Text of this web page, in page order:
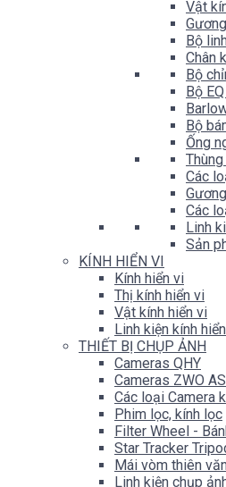
Vật
Bộ
Chân
Bộ
Bộ
Bộ
Ống
Các
Các
Linh
Sản
KÍNH HIỂN VI
Kính hiển vi
Thị kính hiển vi
Vật kính hiển vi
Linh kiện kính
THIẾT BỊ CHỤP ẢNH
Cameras QHY
Cameras ZWO
Các loại Camera
Phim lọc, kính lọc
Filter Wheel -
Star Tracker
Mái vòm thiên
Linh kiện chụp